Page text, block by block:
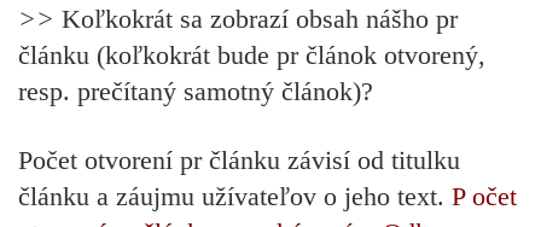
>> Koľkokrát sa zobrazí obsah nášho pr
článku (koľkokrát bude pr článok otvorený,
resp. prečítaný samotný článok)?
Počet otvorení pr článku závisí od titulku
článku a záujmu užívateľov o jeho text. P očet